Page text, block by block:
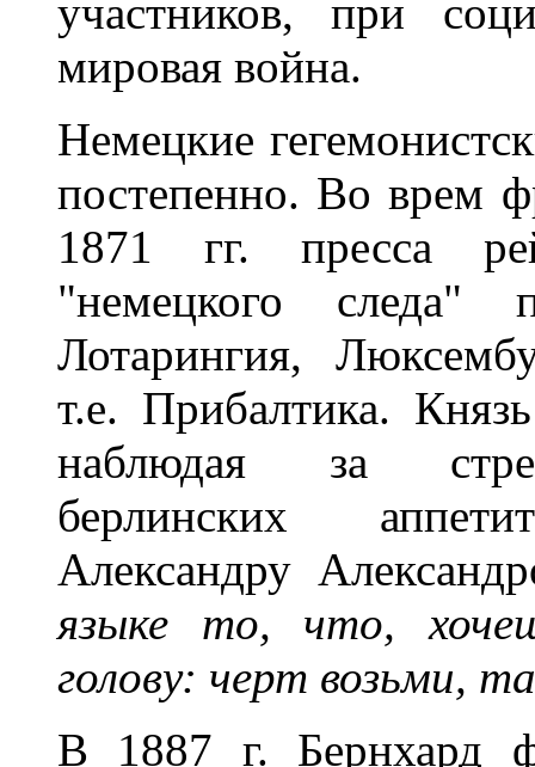
участников, при
мировая война.
Немецкие
постепенно. Во врем
1871 гг. пресса
"немецкого следа"
Лотарингия,
т.е. Прибалтика.
наблюдая за
берлинских
Александру
языке то, что,
голову: черт возьми,
В 1887 г. Бернхард